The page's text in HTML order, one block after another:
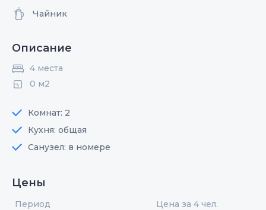
Чайник
Описание
4 места
0 м2
Комнат: 2
Кухня: общая
Санузел: в номере
Цены
Период Цена за 4 чел.